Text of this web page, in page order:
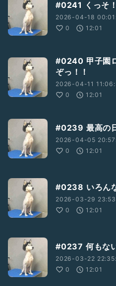
#0241 くっそ
2026-04-18
0
12:01
#0240 甲子園
ぞっ！！
2026-04-11
0
12:01
#0239 最高の
2026-04-05
0
12:01
#0238 いろん
2026-03-29
0
12:01
#0237 何もな
2026-03-22
0
12:01